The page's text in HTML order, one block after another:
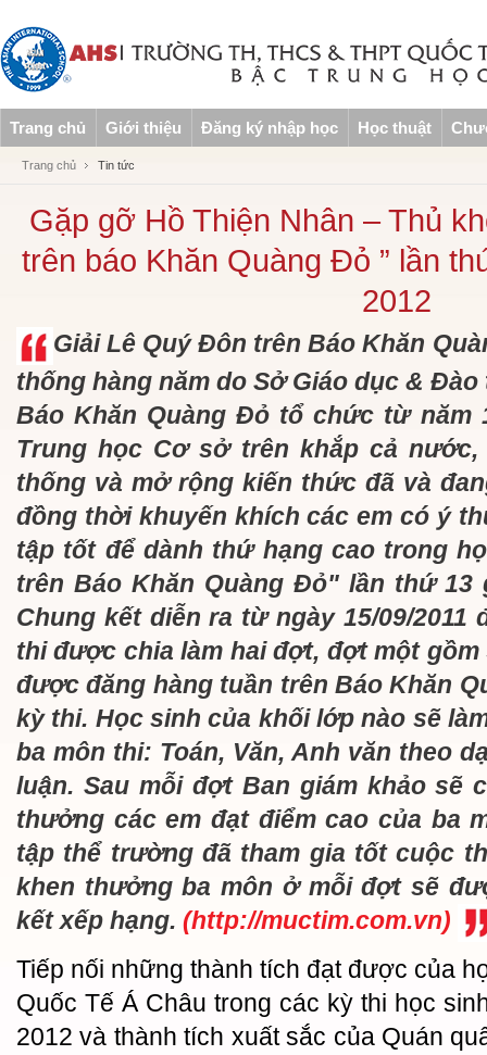
Trang chủ Giới thiệu Đăng ký nhập học Học thuật
Trang chủ Tin tức
Gặp gỡ Hồ Thiện Nhân – Thủ
trên báo Khăn Quàng Đỏ ” lần
2012
Giải Lê Quý Đôn trên Báo Khăn
thống hàng năm do Sở Giáo dục & Đào
Báo Khăn Quàng Đỏ tổ chức từ năm
Trung học Cơ sở trên khắp cả
thống và mở rộng kiến thức đã và
đồng thời khuyến khích các em có ý
tập tốt để dành thứ hạng cao trong
trên Báo Khăn Quàng Đỏ" lần thứ 13
Chung kết diễn ra từ ngày 15/09/2011
thi được chia làm hai đợt, đợt một
được đăng hàng tuần trên Báo Khăn
kỳ thi. Học sinh của khối lớp nào sẽ
ba môn thi: Toán, Văn, Anh văn theo
luận. Sau mỗi đợt Ban giám khảo sẽ
thưởng các em đạt điểm cao của ba
tập thể trường đã tham gia tốt cuộc
khen thưởng ba môn ở mỗi đợt sẽ
kết xếp hạng. (http://muctim.com.vn)
Tiếp nối những thành tích đạt được của
Quốc Tế Á Châu trong các kỳ thi học
2012 và thành tích xuất sắc của Quán